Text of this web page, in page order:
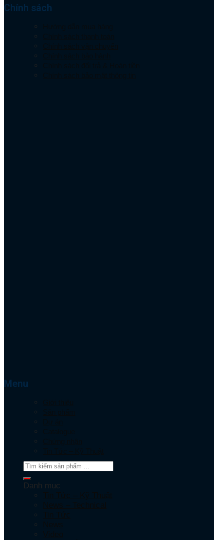
Chính sách
Menu
Danh mục